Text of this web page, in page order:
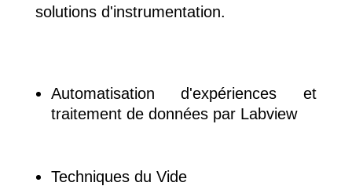
solutions d'instrumentation.
Automatisation d'expériences et
traitement de données par Labview
Techniques du Vide